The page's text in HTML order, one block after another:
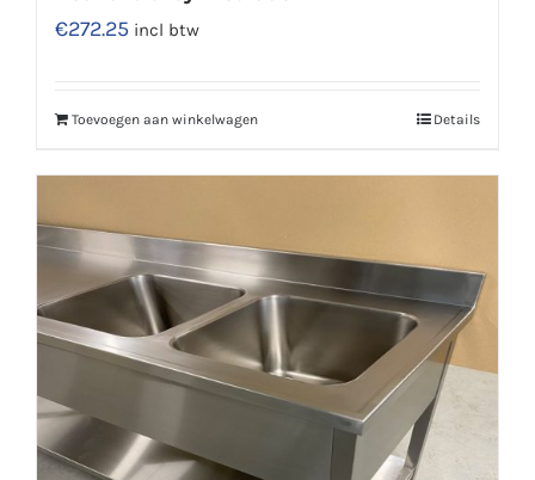
€272.25 incl btw
Toevoegen aan winkelwagen Details